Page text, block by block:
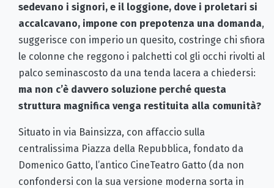
sedevano i signori, e il loggione, dove i proletari si
accalcavano, impone con prepotenza una domanda,
suggerisce con imperio un quesito, costringe chi sfiora
le colonne che reggono i palchetti col gli occhi rivolti al
palco seminascosto da una tenda lacera a chiedersi:
ma non c’è davvero soluzione perché questa
struttura magnifica venga restituita alla comunità?
Situato in via Bainsizza, con affaccio sulla
centralissima Piazza della Repubblica, fondato da
Domenico Gatto, l’antico CineTeatro Gatto (da non
confondersi con la sua versione moderna sorta in